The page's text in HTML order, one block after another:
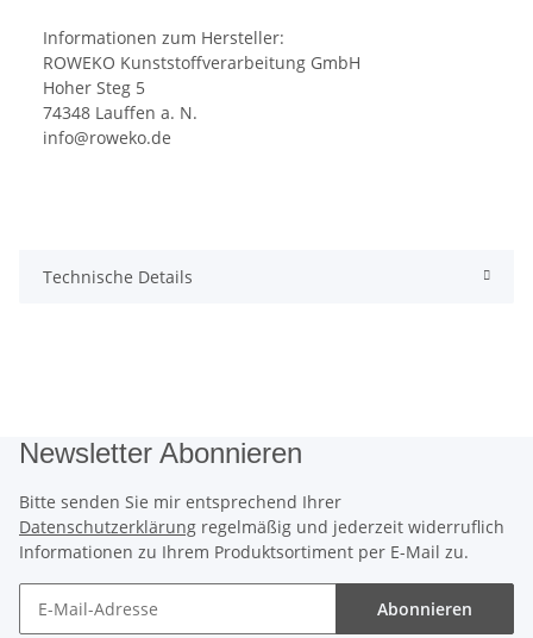
Informationen zum Hersteller:
ROWEKO Kunststoffverarbeitung GmbH
Hoher Steg 5
74348 Lauffen a. N.
info@roweko.de
Technische Details
Newsletter Abonnieren
Bitte senden Sie mir entsprechend Ihrer
Datenschutzerklärung regelmäßig und jederzeit widerruflich
Informationen zu Ihrem Produktsortiment per E-Mail zu.
Abonnieren